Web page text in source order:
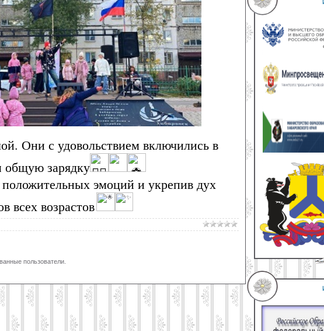
Они с удовольствием включились в
общую зарядку
эмоций и укрепив дух
всех возрастов
пользователи.